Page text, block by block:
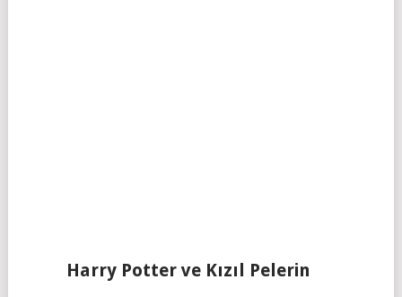
Harry Potter ve Kızıl Pelerin